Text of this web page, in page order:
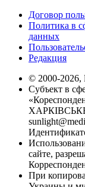
Договор
Политика в
данных
Редакция
© 2000-2026,
Субъект в
ХАРКІВСЬКЕ
сайте,
При